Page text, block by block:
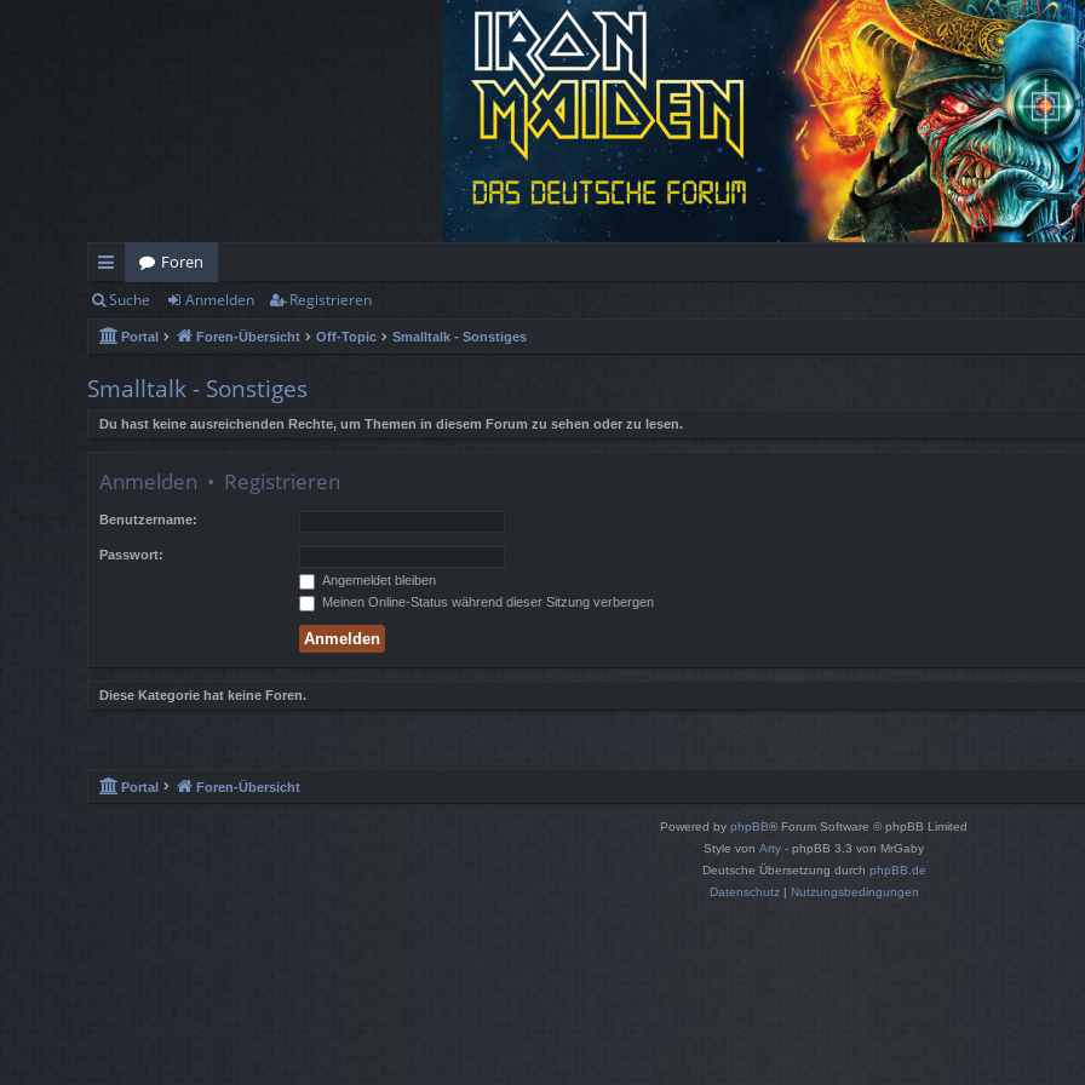
ch
ne
llz
ug
Foren
Suche Anmelden Registrieren
Portal Foren-Übersicht Off-Topic Smalltalk - Sonstiges
Smalltalk - Sonstiges
Du hast keine ausreichenden Rechte, um Themen in diesem Forum zu sehen oder zu lesen.
Anmelden • Registrieren
Benutzername:
Passwort:
Angemeldet bleiben
Meinen Online-Status während dieser Sitzung verbergen
Diese Kategorie hat keine Foren.
Portal Foren-Übersicht
Powered by phpBB® Forum Software © phpBB Limited
Style von Arty - phpBB 3.3 von MrGaby
Deutsche Übersetzung durch phpBB.de
Datenschutz| Nutzungsbedingungen